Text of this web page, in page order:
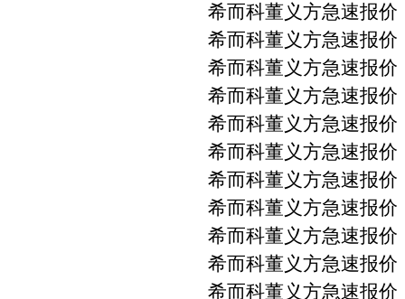
希而科董义方急速
希而科董义方急速
希而科董义方急速
希而科董义方急速报
希而科董义方急速
希而科董义方急速
希而科董义方急速
希而科董义方急速
希而科董义方急速
希而科董义方急速
希而科董义方急速